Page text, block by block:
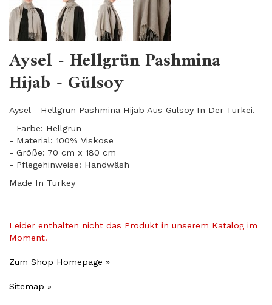
Aysel - Hellgrün Pashmina
Hijab - Gülsoy
Aysel - Hellgrün Pashmina Hijab Aus Gülsoy In Der Türkei.
- Farbe: Hellgrün
- Material: 100% Viskose
- Größe: 70 cm x 180 cm
- Pflegehinweise: Handwäsh
Made In Turkey
Leider enthalten nicht das Produkt in unserem Katalog im
Moment.
Zum Shop Homepage »
Sitemap »